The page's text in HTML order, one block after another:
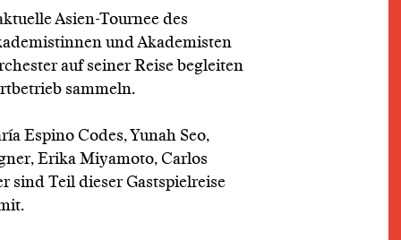
Asien-Tournee des
und Akademisten
auf seiner Reise begleiten
sammeln.
Espino Codes, Yunah Seo,
Erika Miyamoto, Carlos
sind Teil dieser Gastspielreise